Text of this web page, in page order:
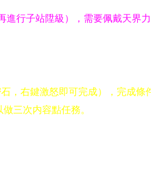
進行子站陞級），需要佩戴天
，右鍵激怒即可完成），完成
三次内容點任務。